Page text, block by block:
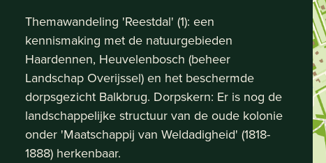
Themawandeling 'Reestdal' (1): een
kennismaking met de natuurgebieden
Haardennen, Heuvelenbosch (beheer
Landschap Overijssel) en het beschermde
dorpsgezicht Balkbrug. Dorpskern: Er is nog de
landschappelijke structuur van de oude kolonie
onder 'Maatschappij van Weldadigheid' (1818-
1888) herkenbaar.